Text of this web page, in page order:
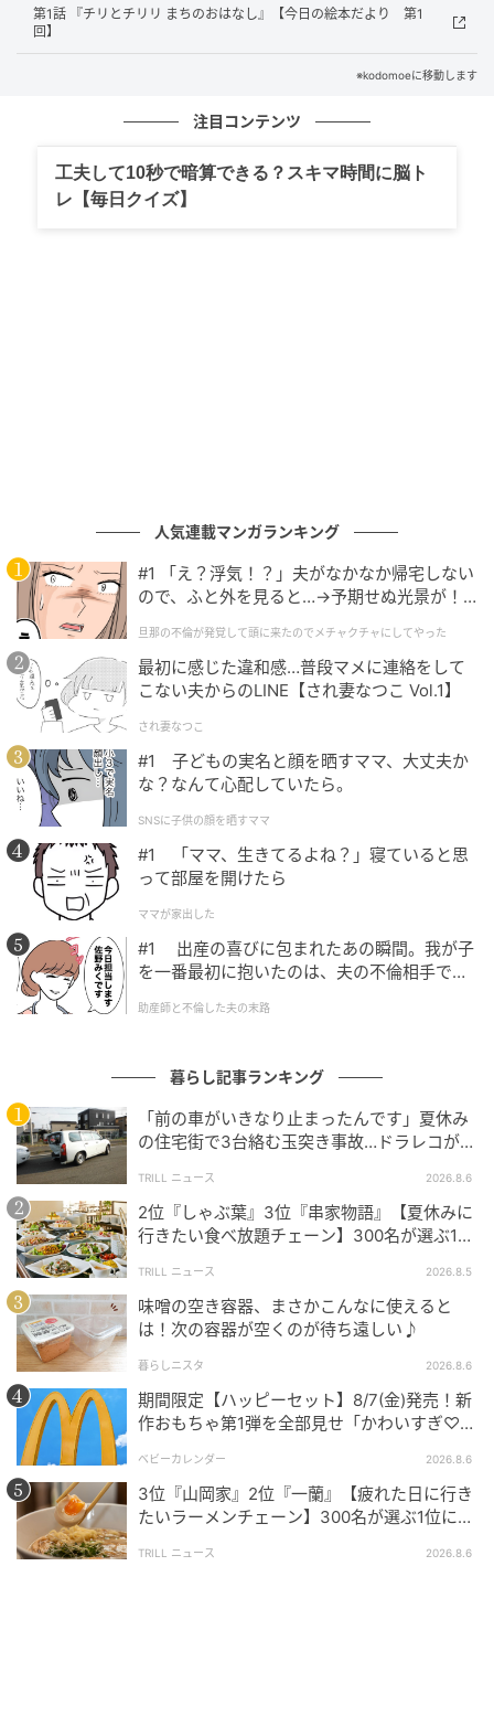
お父さんがほめ上手なものだから、こどもたちの替え
歌はどんどん続きます。
へびより長いこいのぼり、何でも食べるこいのぼり、
次々できる愉快な替え歌を一緒に歌うのも楽しいです
ふだんは絵本をあまりじっと聞かないような、おふざ
け大好きなお子さんこそ、盛り上がるかもしれません
一回り大きくなった子どもたちと、大空を泳ぐこいの
ぼりを、お外でのびのびと見上げられますように。
選書・文
原陽子さん
はらようこ／フリー編集者、司書、JPIC読書アドバイ
ザー。kodomoeでは連載「季節の絵本ノート」をはじ
め主に絵本関連の記事を、MOEでは絵本作家インタビ
ューなどを担当。3児の母。
次の記事
【子どもの日の工作】八十八夜や端午の節句
の背景をおさらいしながら手作りを楽しも
う！「鯉のぼりモビール」の作り方
の記事をもっとみる
第1話 『チリとチリリ まちのおはなし』【今日の絵本だより 第1
回】
※kodomoeに移動します
注目コンテンツ
工夫して10秒で暗算できる？スキマ時間に脳ト
レ【毎日クイズ】
人気連載マンガランキング
#1 「え？浮気！？」夫がなかなか帰宅しない
ので、ふと外を見ると…→予期せぬ光景が！
クチャにしてやった
旦那の不倫が発覚して頭に来たのでメチャクチャにしてやった
最初に感じた違和感…普段マメに連絡をして
こない夫からのLINE【され妻なつこ Vol.1】
され妻なつこ
#1 子どもの実名と顔を晒すママ、大丈夫か
な？なんて心配していたら。
SNSに子供の顔を晒すママ
#1 「ママ、生きてるよね？」寝ていると思
って部屋を開けたら
ママが家出した
#1 出産の喜びに包まれたあの瞬間。我が子
を一番最初に抱いたのは、夫の不倫相手でし
助産師と不倫した夫の末路
暮らし記事ランキング
「前の車がいきなり止まったんです」夏休み
の住宅街で3台絡む玉突き事故…ドラレコが捉
TRILL ニュース 2026.8.6
2位『しゃぶ葉』3位『串家物語』【夏休みに
行きたい食べ放題チェーン】300名が選ぶ1位
TRILL ニュース 2026.8.5
味噌の空き容器、まさかこんなに使えると
は！次の容器が空くのが待ち遠しい♪
暮らしニスタ 2026.8.6
期間限定【ハッピーセット】8/7(金)発売！新
作おもちゃ第1弾を全部見せ「かわいすぎ♡」
ベビーカレンダー 2026.8.6
3位『山岡家』2位『一蘭』【疲れた日に行き
たいラーメンチェーン】300名が選ぶ1位に
る」
TRILL ニュース 2026.8.6